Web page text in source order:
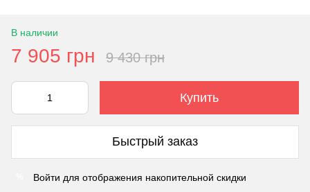
В наличии
7 905 грн 9 430 грн
Купить
Быстрый заказ
Войти для отображения накопительной скидки